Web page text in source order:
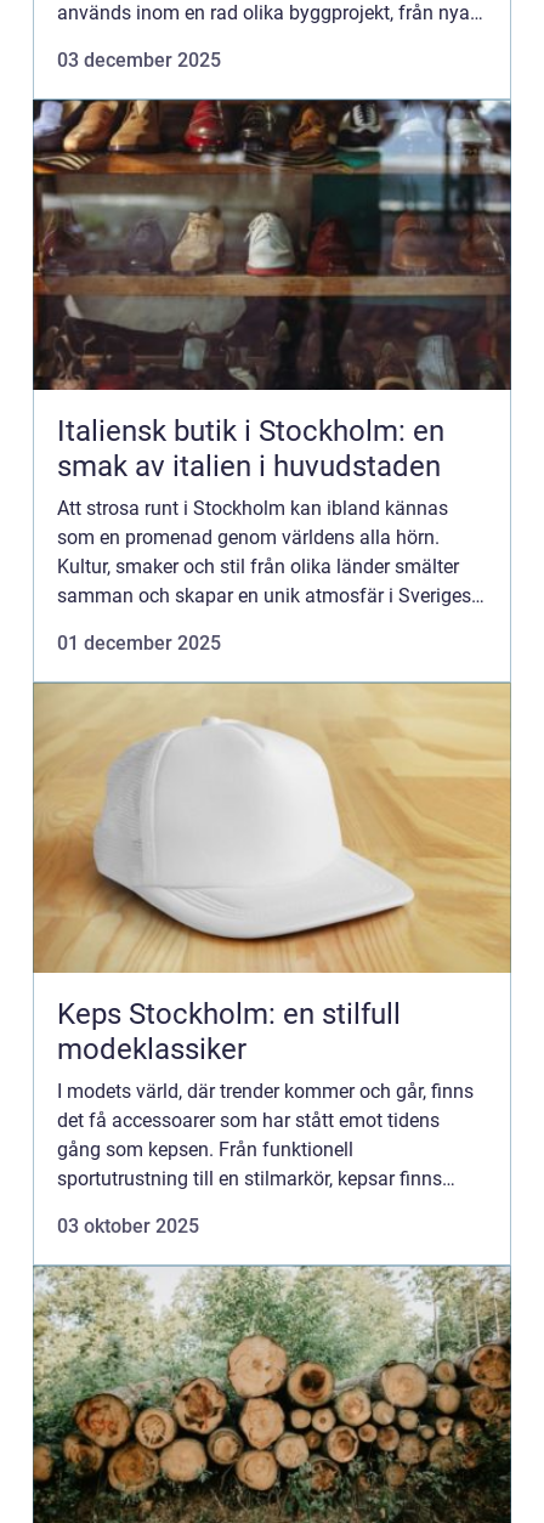
används inom en rad olika byggprojekt, från nya
03 december 2025
Italiensk butik i Stockholm: en
smak av italien i huvudstaden
Att strosa runt i Stockholm kan ibland kännas
som en promenad genom världens alla hörn.
Kultur, smaker och stil från olika länder smälter
samman och skapar en unik atmosfär i Sveriges
01 december 2025
Keps Stockholm: en stilfull
modeklassiker
I modets värld, där trender kommer och går, finns
det få accessoarer som har stått emot tidens
gång som kepsen. Från funktionell
sportutrustning till en stilmarkör, kepsar finns
03 oktober 2025